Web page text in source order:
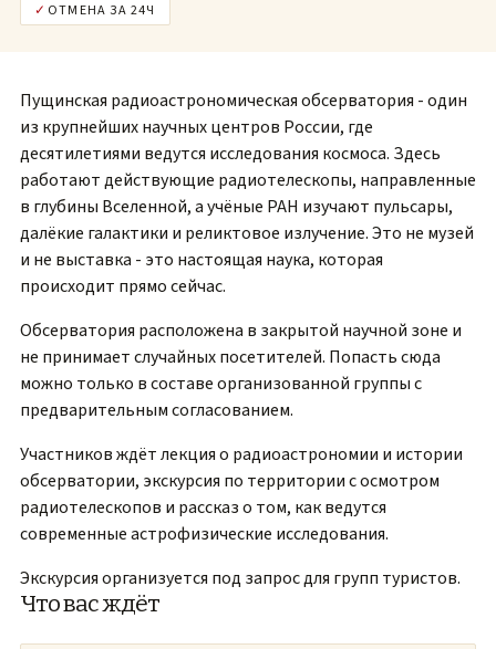
✓ ОТМЕНА ЗА 24Ч
Пущинская радиоастрономическая обсерватория - один
из крупнейших научных центров России, где
десятилетиями ведутся исследования космоса. Здесь
работают действующие радиотелескопы, направленные
в глубины Вселенной, а учёные РАН изучают пульсары,
далёкие галактики и реликтовое излучение. Это не музей
и не выставка - это настоящая наука, которая
происходит прямо сейчас.
Обсерватория расположена в закрытой научной зоне и
не принимает случайных посетителей. Попасть сюда
можно только в составе организованной группы с
предварительным согласованием.
Участников ждёт лекция о радиоастрономии и истории
обсерватории, экскурсия по территории с осмотром
радиотелескопов и рассказ о том, как ведутся
современные астрофизические исследования.
Экскурсия организуется под запрос для групп туристов.
Что вас ждёт